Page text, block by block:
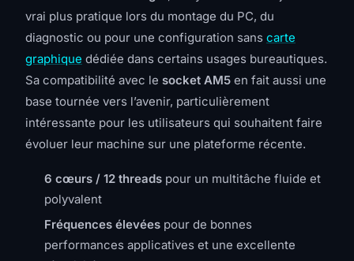
vrai plus pratique lors du montage du PC, du
diagnostic ou pour une configuration sans carte
graphique dédiée dans certains usages bureautiques.
Sa compatibilité avec le socket AM5 en fait aussi une
base tournée vers l’avenir, particulièrement
intéressante pour les utilisateurs qui souhaitent faire
évoluer leur machine sur une plateforme récente.
6 cœurs / 12 threads pour un multitâche fluide et
polyvalent
Fréquences élevées pour de bonnes
performances applicatives et une excellente